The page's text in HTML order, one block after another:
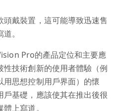
戴裝置，這可能導致迅速售
。
Pro的產品定位和主要應
性技術創新的使用者體驗（例
思想控制用戶界面）的懷
戶基礎，應該使其在推出後很
上寫道。